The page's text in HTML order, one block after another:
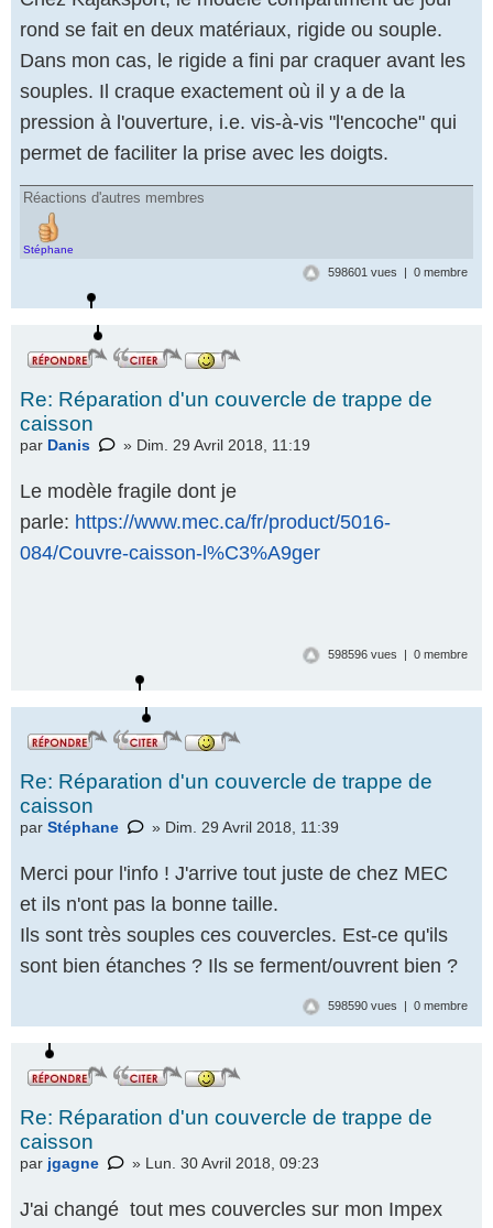
rond se fait en deux matériaux, rigide ou souple.
Dans mon cas, le rigide a fini par craquer avant les
souples. Il craque exactement où il y a de la
pression à l'ouverture, i.e. vis-à-vis "l'encoche" qui
permet de faciliter la prise avec les doigts.
Réactions d'autres membres
Stéphane
598601 vues | 0 membre
Re: Réparation d'un couvercle de trappe de
caisson
par Danis » Dim. 29 Avril 2018, 11:19
Le modèle fragile dont je
parle: https://www.mec.ca/fr/product/5016-
084/Couvre-caisson-l%C3%A9ger
598596 vues | 0 membre
Re: Réparation d'un couvercle de trappe de
caisson
par Stéphane » Dim. 29 Avril 2018, 11:39
Merci pour l'info ! J'arrive tout juste de chez MEC
et ils n'ont pas la bonne taille.
Ils sont très souples ces couvercles. Est-ce qu'ils
sont bien étanches ? Ils se ferment/ouvrent bien ?
598590 vues | 0 membre
Re: Réparation d'un couvercle de trappe de
caisson
par jgagne » Lun. 30 Avril 2018, 09:23
J'ai changé tout mes couvercles sur mon Impex